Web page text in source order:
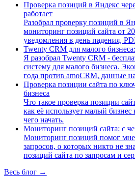
Проверка позиций в Яндекс
работает
Разобрал проверку позиций в
мониторинг позиций сайта от
уведомления в день падения,
Twenty CRM для малого
Я разобрал Twenty CRM -
систему для малого бизнеса.
года против amoCRM, данные
Проверка позиции сайта по
бизнеса
Что такое проверка позиции
как её использует малый
чего начать.
Мониторинг позиций сайта: с
Мониторинг позиций помог
запросов, о которых никто не
позиций сайта по запросам и
Весь блог →